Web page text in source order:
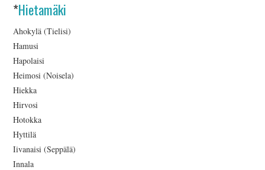
*Hietamäki
Ahokylä (Tielisi)
Hamusi
Hapolaisi
Heimosi (Noisela)
Hiekka
Hirvosi
Hotokka
Hyttilä
Iivanaisi (Seppälä)
Innala